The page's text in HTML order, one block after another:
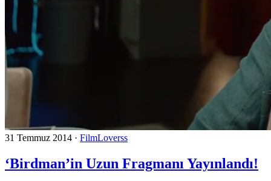
31 Temmuz 2014 · FilmLoverss
‘Birdman’in Uzun Fragmanı Yayınlandı!